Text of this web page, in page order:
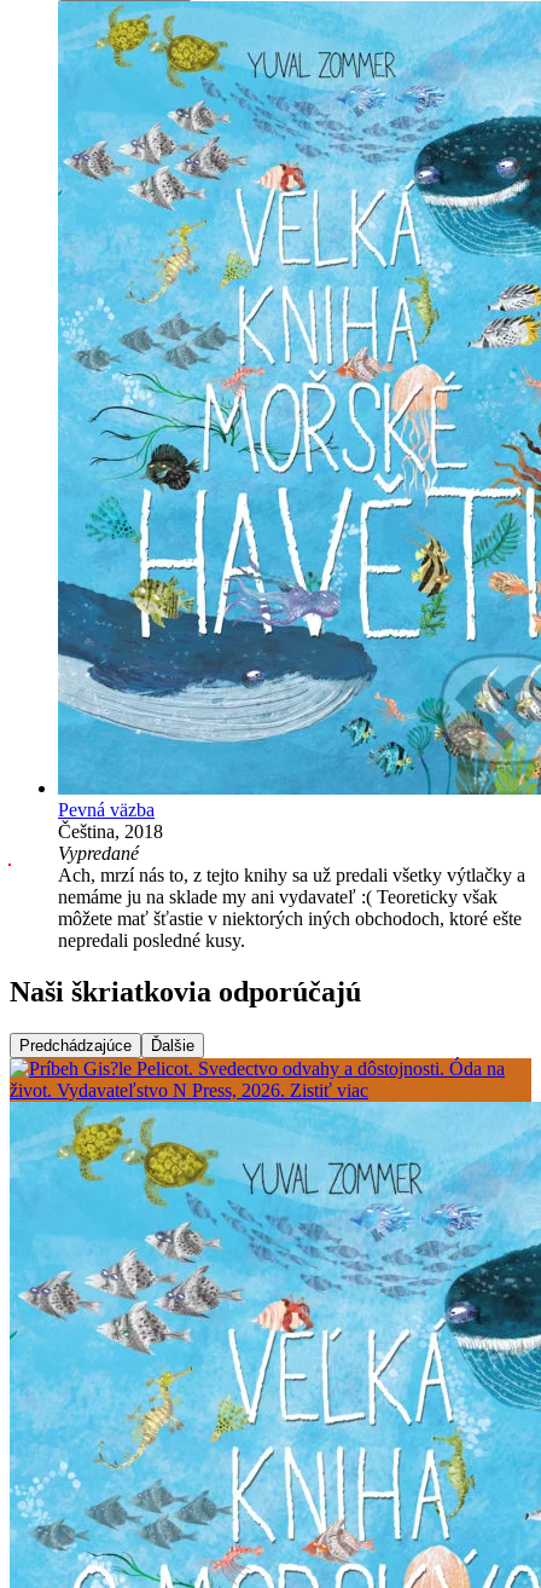
Pevná väzba
Čeština, 2018
Vypredané
Ach, mrzí nás to, z tejto knihy sa už predali všetky výtlačky a
nemáme ju na sklade my ani vydavateľ :( Teoreticky však
môžete mať šťastie v niektorých iných obchodoch, ktoré ešte
nepredali posledné kusy.
Naši škriatkovia odporúčajú
Predchádzajúce Ďalšie